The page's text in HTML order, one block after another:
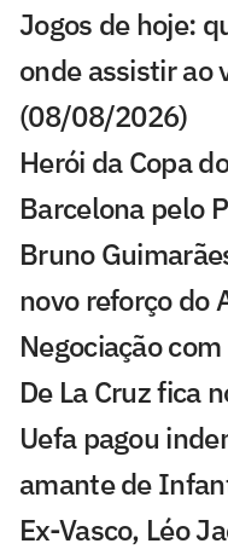
Jogos de hoje:
onde assistir ao
(08/08/2026)
Herói da Copa
Barcelona pelo
Bruno
novo reforço do
Negociação
De La Cruz fica
Uefa pagou
amante de
Ex-Vasco, Léo